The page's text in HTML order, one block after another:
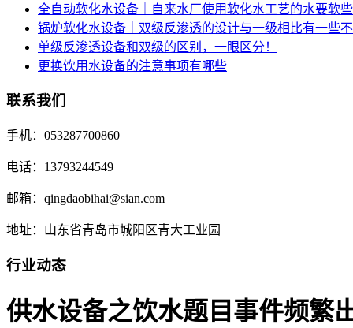
全自动软化水设备｜自来水厂使用软化水工艺的水要软些
锅炉软化水设备｜双级反渗透的设计与一级相比有一些
单级反渗透设备和双级的区别，一眼区分！
更换饮用水设备的注意事项有哪些
联系我们
手机：053287700860
电话：13793244549
邮箱：qingdaobihai@sian.com
地址：山东省青岛市城阳区青大工业园
行业动态
供水设备之饮水题目事件频繁